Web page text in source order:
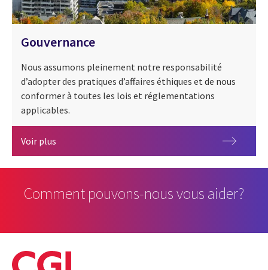
Gouvernance
Nous assumons pleinement notre responsabilité
d’adopter des pratiques d’affaires éthiques et de nous
conformer à toutes les lois et réglementations
applicables.
Voir plus
Comment pouvons-nous vous aider?